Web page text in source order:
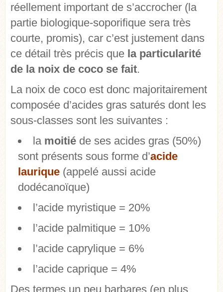
réellement important de s’accrocher (la
partie biologique-soporifique sera très
courte, promis), car c’est justement dans
ce détail très précis que la particularité
de la noix de coco se fait.
La noix de coco est donc majoritairement
composée d’acides gras saturés dont les
sous-classes sont les suivantes :
la moitié de ses acides gras (50%)
sont présents sous forme d’acide
laurique (appelé aussi acide
dodécanoïque)
l’acide myristique = 20%
l’acide palmitique = 10%
l’acide caprylique = 6%
l’acide caprique = 4%
Des termes un peu barbares (en plus